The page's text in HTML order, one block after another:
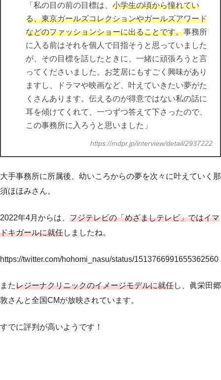
「私の目の前の目標は、 小学生の頃から憧れてい
る、東京ガールズコレクションやガールズアワード
などのファッションショーに出ることです。事務所
に入る前はそれを個人で目指そうと思っていました
が、その目標を話したときに、一緒に頑張ろうと言
ってくださいました。お芝居にもすごく興味があり
ますし、ドラマや映画など、叶えていきたい夢がた
くさんあります。伝えるのが得意ではない私の話に
耳を傾けてくれて、一つずつ答えて下さったので、
この事務所に入ろうと思いました」
https://mdpr.jp/interview/detail/2937222
大手事務所に所属後、幼いころからの夢を次々に叶えていく那
須ほほみさん。
2022年4月からは、 フジテレビの「めざましテレビ」ではイマ
ドキガールに就任しましたね。
https://twitter.com/hohomi_nasu/status/1513766991655362560
またレジーナクリニックのイメージモデルに就任し、眞栄田郷
敦さんと全国CMが放映されています。
すでに評判が高いようです！